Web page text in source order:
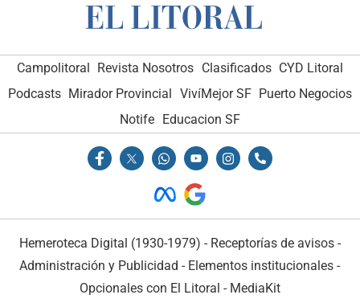
Campolitoral Revista Nosotros Clasificados CYD Litoral
Podcasts Mirador Provincial VivíMejor SF Puerto Negocios
Notife Educacion SF
Hemeroteca Digital (1930-1979) - Receptorías de avisos -
Administración y Publicidad - Elementos institucionales -
Opcionales con El Litoral - MediaKit